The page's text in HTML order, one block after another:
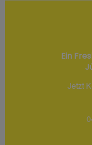
Ein
Jetzt